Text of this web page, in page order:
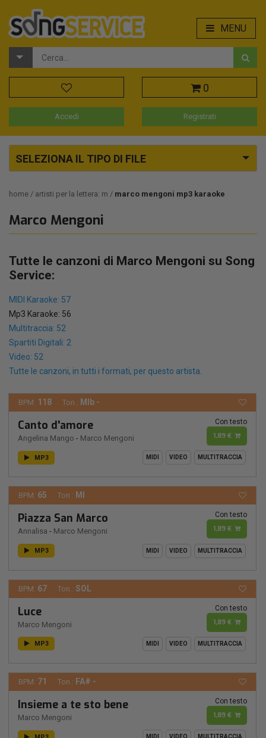
MENU
0
Accedi Registrati
SELEZIONA IL TIPO DI FILE
home artisti per la lettera: m marco mengoni mp3 karaoke
Marco Mengoni
Tutte le canzoni di Marco Mengoni su Song
Service:
MIDI Karaoke: 57
Mp3 Karaoke: 56
Multitraccia: 52
Spartiti Digitali: 2
Video: 52
Tutte le canzoni, in tutti i formati, per questo artista.
BPM: 118 Ton.: MIb -
Canto d'amore
Angelina Mango - Marco Mengoni
Con testo
1,89 €
MP3 MIDI VIDEO MULTITRACCIA
BPM: 65 Ton.: MI
Piazza San Marco
Annalisa - Marco Mengoni
Con testo
1,89 €
MP3 MIDI VIDEO MULTITRACCIA
BPM: 67 Ton.: SOL
Luce
Marco Mengoni
Con testo
1,89 €
MP3 MIDI VIDEO MULTITRACCIA
BPM: 71 Ton.: FA# -
Insieme a te sto bene
Marco Mengoni
Con testo
1,89 €
MIDI VIDEO MULTITRACCIA